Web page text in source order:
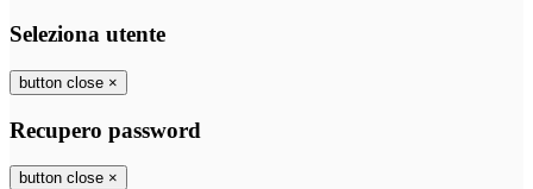
Seleziona utente
button close ×
Recupero password
button close ×